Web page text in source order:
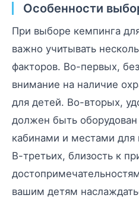
Особенности
При выборе кемпинга
важно учитывать
факторов. Во-первых,
внимание на наличие
для детей. Во-вторых,
должен быть
кабинами и местами для
В-третьих, близость к
вашим детям